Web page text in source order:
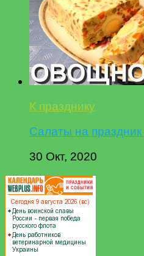
К празднику
Салаты на
30 Окт, 2020